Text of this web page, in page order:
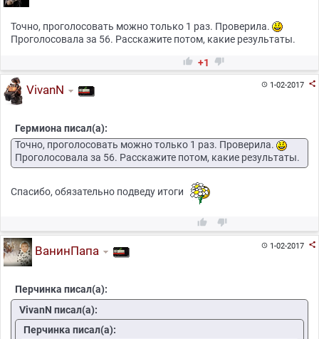
Точно, проголосовать можно только 1 раз. Проверила.
Проголосовала за 56. Расскажите потом, какие результаты.
 +1 
1-02-2017 
VivanN
Гермиона писал(а):
Точно, проголосовать можно только 1 раз. Проверила.
Проголосовала за 56. Расскажите потом, какие результаты.
Спасибо, обязательно подведу итоги
 
1-02-2017 
ВанинПапа
Перчинка писал(а):
VivanN писал(а):
Перчинка писал(а):